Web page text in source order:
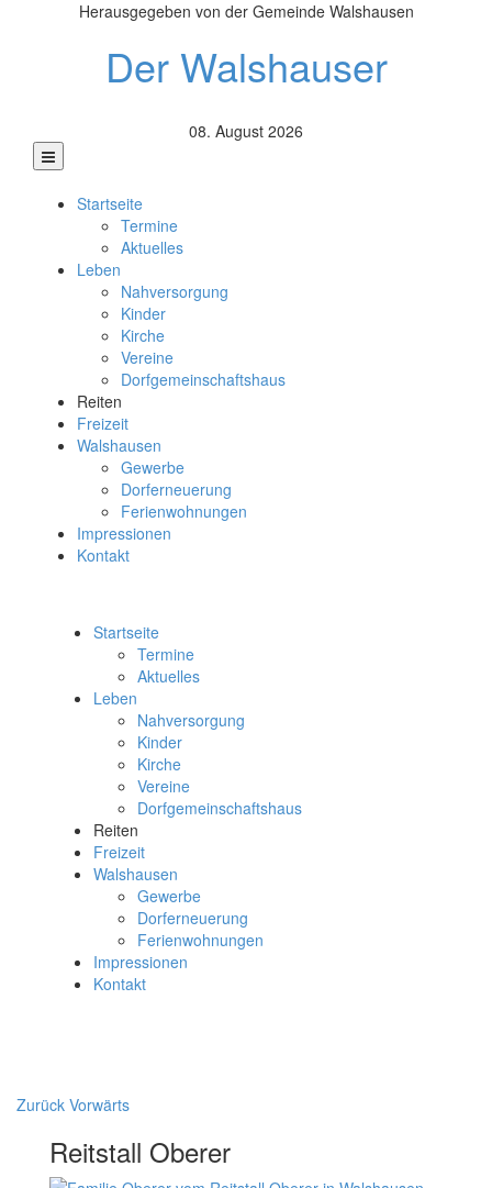
Herausgegeben von der Gemeinde Walshausen
Der Walshauser
08. August 2026
Startseite
Termine
Aktuelles
Leben
Nahversorgung
Kinder
Kirche
Vereine
Dorfgemeinschaftshaus
Reiten
Freizeit
Walshausen
Gewerbe
Dorferneuerung
Ferienwohnungen
Impressionen
Kontakt
Startseite
Termine
Aktuelles
Leben
Nahversorgung
Kinder
Kirche
Vereine
Dorfgemeinschaftshaus
Reiten
Freizeit
Walshausen
Gewerbe
Dorferneuerung
Ferienwohnungen
Impressionen
Kontakt
Zurück Vorwärts
Reitstall Oberer